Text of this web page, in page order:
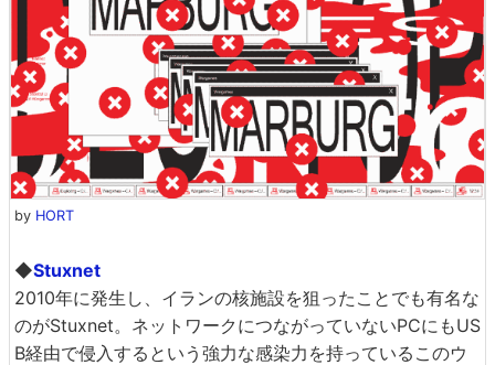
by HORT
◆Stuxnet
2010年に発生し、イランの核施設を狙ったことでも有名な
のがStuxnet。ネットワークにつながっていないPCにもUS
B経由で侵入するという強力な感染力を持っているこのウ